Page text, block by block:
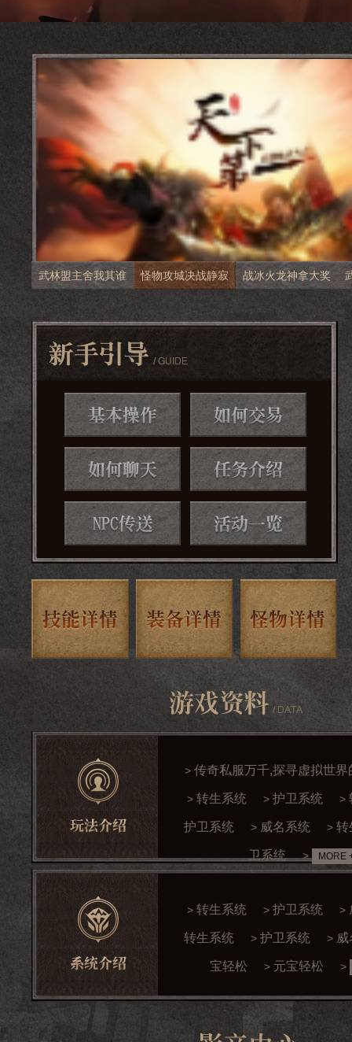
武林盟主舍我其谁 怪物攻城决战静寂 战冰火龙神拿大奖
> 传奇私服万千,探寻虚拟世界
> 转生系统 > 护卫系统 >
护卫系统 > 威名系统 > 转
卫系统 > MORE
> 转生系统 > 护卫系统 >
转生系统 > 护卫系统 >
宝轻松 > 元宝轻松 >